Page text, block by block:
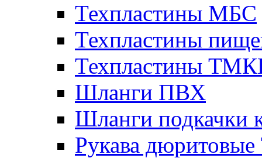
Техпластины МБС
Техпластины
Техпластины
Шланги ПВХ
Шланги подкачки
Рукава